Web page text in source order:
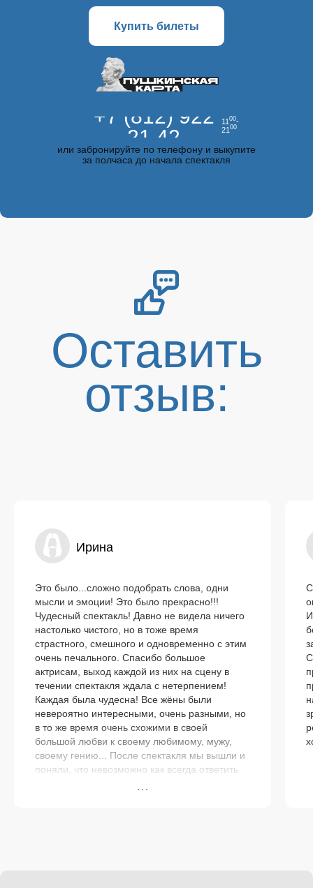
Купить билеты
+7 (812) 922
21 42
11 00-
21 00
или забронируйте по телефону и выкупите
за полчаса до начала спектакля
Оставить
отзыв:
Ирина
Это было...сложно подобрать слова, одни
мысли и эмоции! Это было прекрасно!!!
Чудесный спектакль! Давно не видела ничего
настолько чистого, но в тоже время
страстного, смешного и одновременно с этим
очень печального. Спасибо большое
актрисам, выход каждой из них на сцену в
течении спектакля ждала с нетерпением!
Каждая была чудесна! Все жёны были
невероятно интересными, очень разными, но
в то же время очень схожими в своей
большой любви к своему любимому, мужу,
своему гению... После спектакля мы вышли и
поняли, что невозможно как всегда ответить